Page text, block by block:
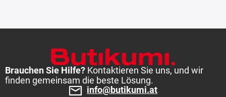
Brauchen Sie Hilfe? Kontaktieren Sie uns, und wir
finden gemeinsam die beste Lösung.
info@butikumi.at